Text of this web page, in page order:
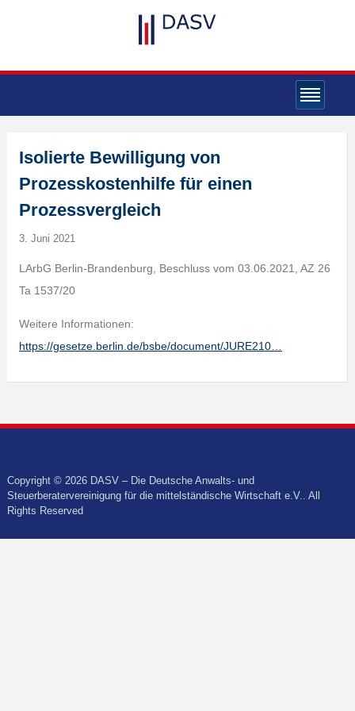
Isolierte Bewilligung von
Prozesskostenhilfe für einen
Prozessvergleich
3. Juni 2021
LArbG Berlin-Brandenburg, Beschluss vom 03.06.2021, AZ 26
Ta 1537/20
Weitere Informationen:
https://gesetze.berlin.de/bsbe/document/JURE210…
Copyright © 2026 DASV – Die Deutsche Anwalts- und
Steuerberatervereinigung für die mittelständische Wirtschaft e.V.. All
Rights Reserved